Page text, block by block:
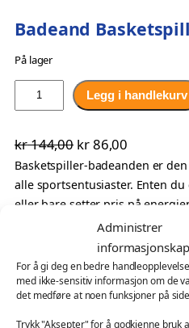
Administrer
For å gi deg en bedre
med ikke-sensitiv informasjon om de
det medføre at noen funksjoner på
Trykk "Aksepter" for å godkjenne bruk
Badeand
På lager
a
e
a
n
d
s
k
e
t
Legg i handlekurv
kr144,00 O
p
p
r
n
e
kr86,00
å
v
æ
r
e
n
d
Basketspiller-badeanden er
alle sportsentusiaster. Enten
eller bare setter pris på
sporten bringer med seg, vil
treffe et poeng i hjertet ditt.
hånden og drakten med nr. 10
badeanden klar for en ‘slam
bringer med seg energi og
på basketballbanen.